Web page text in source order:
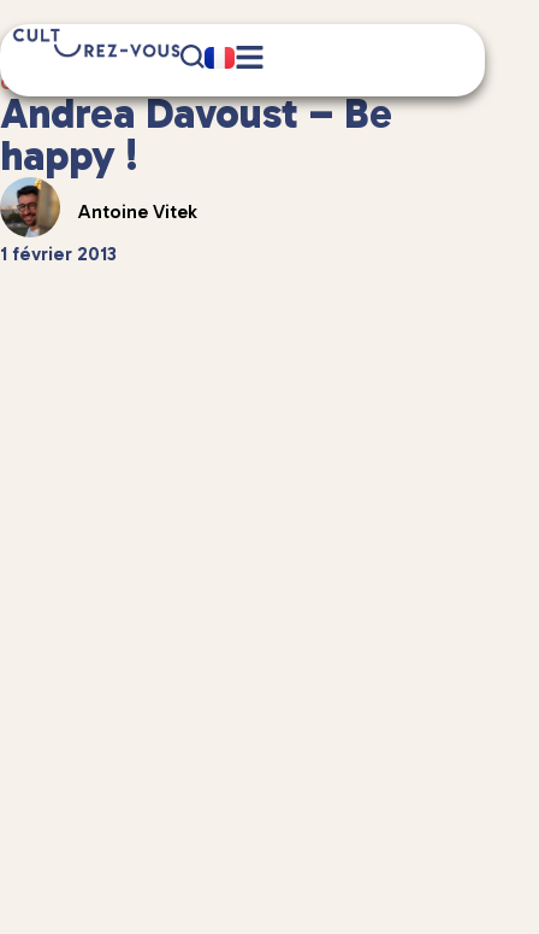
Culture
3 minute(s) de lecture
Andrea Davoust – Be
happy !
Antoine Vitek
1 février 2013